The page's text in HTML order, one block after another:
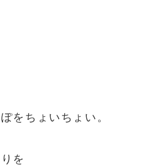
をちょいちょい。
を